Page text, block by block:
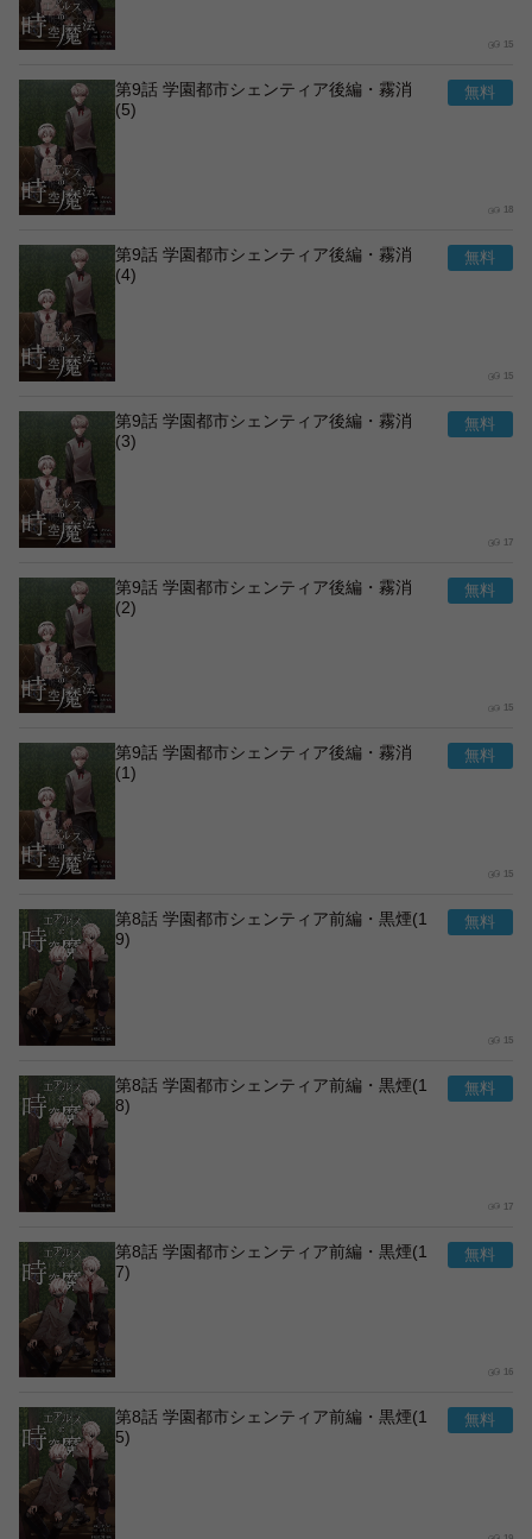
15
第9話 学園都市シェンティア後編・霧消
(5)
18
第9話 学園都市シェンティア後編・霧消
(4)
15
第9話 学園都市シェンティア後編・霧消
(3)
17
第9話 学園都市シェンティア後編・霧消
(2)
15
第9話 学園都市シェンティア後編・霧消
(1)
15
第8話 学園都市シェンティア前編・黒煙(1
9)
15
第8話 学園都市シェンティア前編・黒煙(1
8)
17
第8話 学園都市シェンティア前編・黒煙(1
7)
16
第8話 学園都市シェンティア前編・黒煙(1
5)